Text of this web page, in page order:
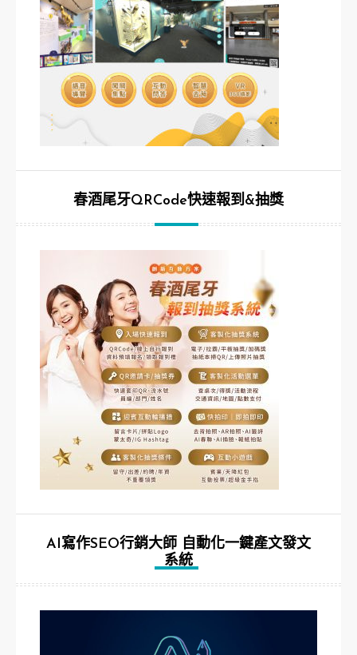
春酒尾牙QRCode快速報到&抽獎
AI寫作SEO行銷大師 自動化一鍵產文發文
系統